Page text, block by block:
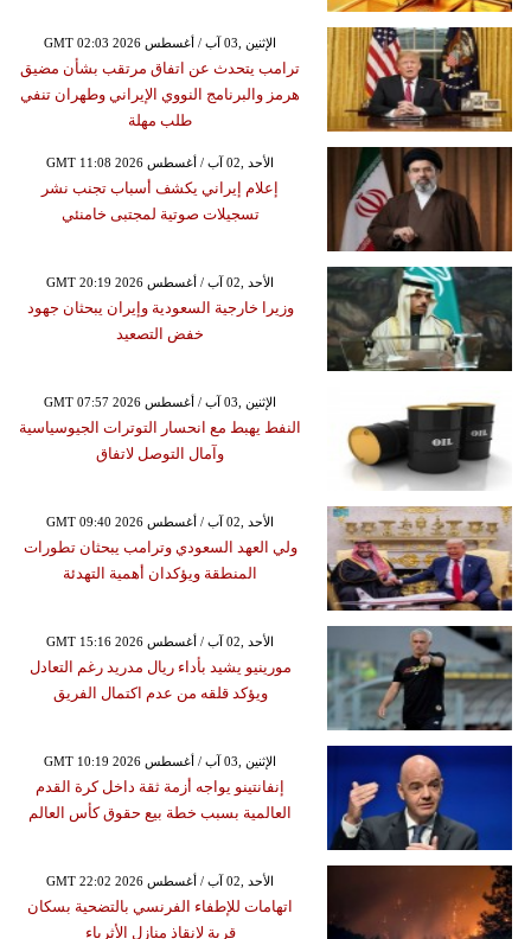
GMT 02:03 2026 الإثنين ,03 آب / أغسطس
ترامب يتحدث عن اتفاق مرتقب بشأن مضيق
هرمز والبرنامج النووي الإيراني وطهران تنفي
طلب مهلة
GMT 11:08 2026 الأحد ,02 آب / أغسطس
إعلام إيراني يكشف أسباب تجنب نشر
تسجيلات صوتية لمجتبى خامنئي
GMT 20:19 2026 الأحد ,02 آب / أغسطس
وزيرا خارجية السعودية وإيران يبحثان جهود
خفض التصعيد
GMT 07:57 2026 الإثنين ,03 آب / أغسطس
النفط يهبط مع انحسار التوترات الجيوسياسية
وآمال التوصل لاتفاق
GMT 09:40 2026 الأحد ,02 آب / أغسطس
ولي العهد السعودي وترامب يبحثان تطورات
المنطقة ويؤكدان أهمية التهدئة
GMT 15:16 2026 الأحد ,02 آب / أغسطس
مورينيو يشيد بأداء ريال مدريد رغم التعادل
ويؤكد قلقه من عدم اكتمال الفريق
GMT 10:19 2026 الإثنين ,03 آب / أغسطس
إنفانتينو يواجه أزمة ثقة داخل كرة القدم
العالمية بسبب خطة بيع حقوق كأس العالم
GMT 22:02 2026 الأحد ,02 آب / أغسطس
اتهامات للإطفاء الفرنسي بالتضحية بسكان
قرية لإنقاذ منازل الأثرياء